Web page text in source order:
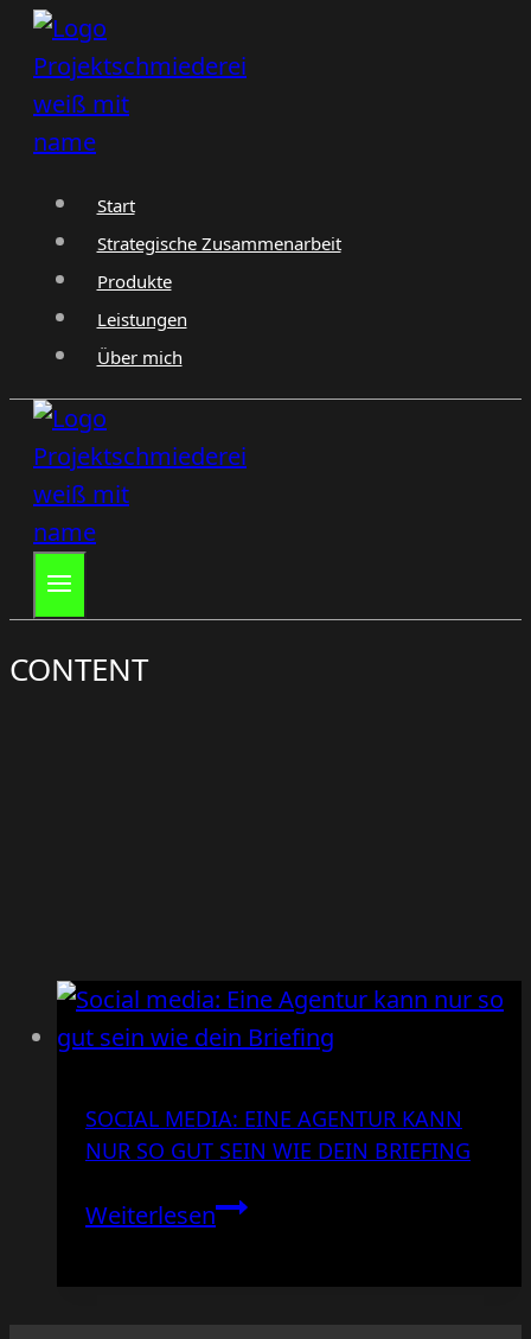
Zum
Inhalt
springen
Start
Strategische Zusammenarbeit
Produkte
Leistungen
Über mich
CONTENT
SOCIAL MEDIA: EINE AGENTUR KANN
NUR SO GUT SEIN WIE DEIN BRIEFING
WeiterlesenSocial
Eine
Agentur